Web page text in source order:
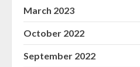
March 2023
October 2022
September 2022